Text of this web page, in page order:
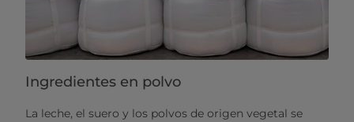
Ingredientes en polvo
La leche, el suero y los polvos de origen vegetal se